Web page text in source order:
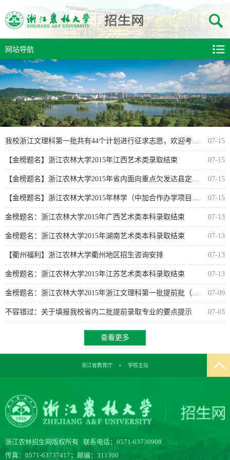
网站导航
07-15
我校浙江文理科第一批共有44个计划进行征求志愿，欢迎考生填报
07-15
【金榜题名】浙江农林大学2015年江西艺术类录取结束
07-15
【金榜题名】浙江农林大学2015年省内面向重点欠发达县定向招...
07-15
【金榜题名】浙江农林大学2015年林学（中加合作办学项目）理...
07-13
金榜题名：浙江农林大学2015年广西艺术类本科录取结束
07-13
金榜题名：浙江农林大学2015年湖南艺术类本科录取结束
07-13
【衢州福利】浙江农林大学衢州地区招生咨询安排
07-13
金榜题名：浙江农林大学2015年江苏艺术类本科录取结束
07-09
金榜题名：浙江农林大学2015年浙江文理科第一批提前批（三位...
07-03
不容错过：关于填报我校省内二批提前录取专业的要点提示
查看更多
浙江省教育厅 ▪ 学校主站
浙江农林招生网版权所有 联系电话：0571-63730908
传真：0571-63737417；邮编：311300